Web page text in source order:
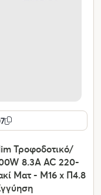
Τροφοδοτικό/
8.3A AC 220-
Ματ - Μ16 x Π4.8